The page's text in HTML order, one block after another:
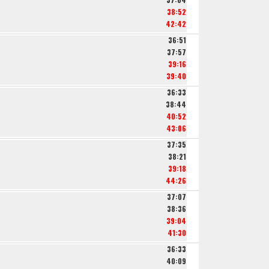
38:52
42:42
36:51
37:57
39:16
39:40
36:33
38:44
40:52
43:06
37:35
38:21
39:18
44:26
37:07
38:36
39:04
41:30
36:33
40:09